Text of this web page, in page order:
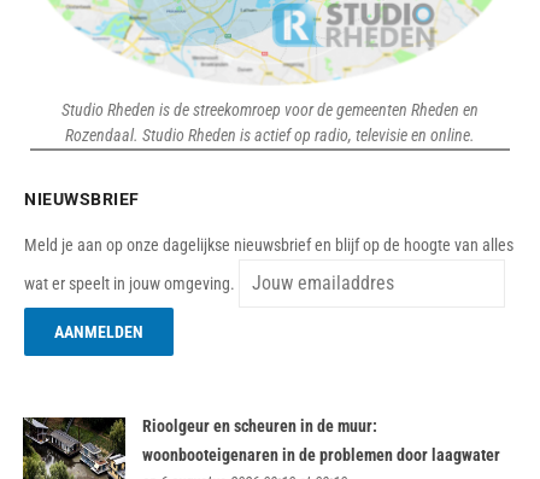
Studio Rheden is de streekomroep voor de gemeenten Rheden en
Rozendaal. Studio Rheden is actief op radio, televisie en online.
NIEUWSBRIEF
Meld je aan op onze dagelijkse nieuwsbrief en blijf op de hoogte van alles
wat er speelt in jouw omgeving.
Rioolgeur en scheuren in de muur:
woonbooteigenaren in de problemen door laagwater